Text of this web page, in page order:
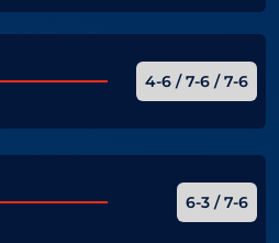
4-6 / 7-6 / 7-6
6-3 / 7-6